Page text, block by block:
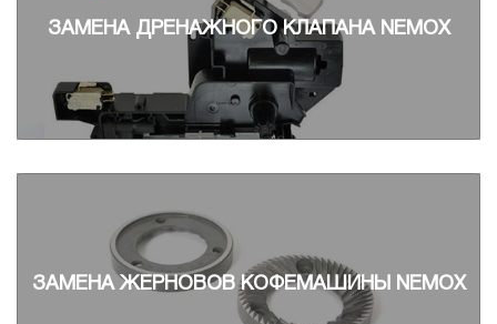
ЗАМЕНА ДРЕНАЖНОГО КЛАПАНА NEMOX
ЗАМЕНА ЖЕРНОВОВ КОФЕМАШИНЫ NEMOX